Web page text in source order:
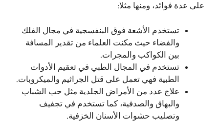
على عدة فوائد، ومنها مثلا:
تستخدم الأشعة فوق البنفسجية في مجال الفلك
والفضاء حيث مكنت العلماء من تقدير المسافة
بين الكواكب والمجرات.
تستخدم في المجال الطبي في تعقيم الأدوات
الطبية فهي تعمل على قتل الجراثيم والميكروبات.
علاج عدد من الأمراض الجلدية مثل حب الشباب
والبهاق والصدفية، كما تستخدم في تجفيف
وتصليب حشوات الأسنان الخزفية.